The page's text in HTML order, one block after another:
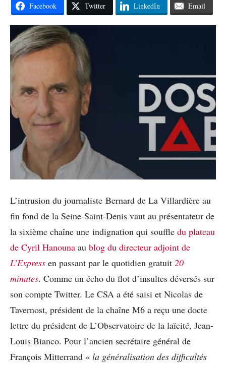
Facebook Twitter LinkedIn Email
L’intrusion du journaliste Bernard de La Villardière au
fin fond de la Seine-Saint-Denis vaut au présentateur de
la sixième chaîne une indignation qui souffle du plateau
de Cyril Hanouna au blog du directeur adjoint de
L’Express en passant par le quotidien gratuit 20
minutes. Comme un écho du flot d’insultes déversés sur
son compte Twitter. Le CSA a été saisi et Nicolas de
Tavernost, président de la chaîne M6 a reçu une docte
lettre du président de L’Observatoire de la laïcité, Jean-
Louis Bianco. Pour l’ancien secrétaire général de
François Mitterrand « la généralisation des difficultés